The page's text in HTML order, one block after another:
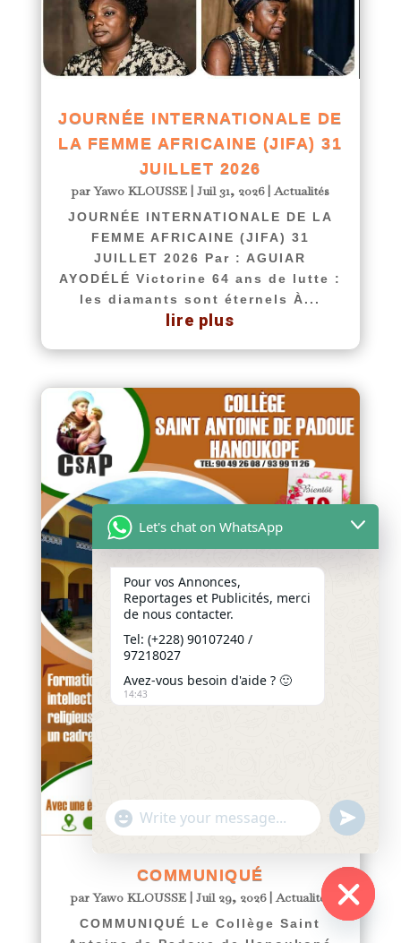
JOURNÉE INTERNATIONALE DE
LA FEMME AFRICAINE (JIFA) 31
JUILLET 2026
parYawo KLOUSSE |Juil 31, 2026|Actualités
JOURNÉE INTERNATIONALE DE LA
FEMME AFRICAINE (JIFA) 31
JUILLET 2026 Par : AGUIAR
AYODÉLÉ Victorine 64 ans de lutte :
les diamants sont éternels À...
lire plus
COMMUNIQUÉ
parYawo KLOUSSE| Juil 29, 2026|Actualités
COMMUNIQUÉ Le Collège Saint
Let's chat on WhatsApp
Pour vos Annonces,
Reportages et Publicités, merci
de nous contacter.
Tel: (+228) 90107240 /
97218027
Avez-vous besoin d'aide ? 🙂
14:43
"+chaty_settings.lang.emoji_picker+"
WhatsApp
undefined